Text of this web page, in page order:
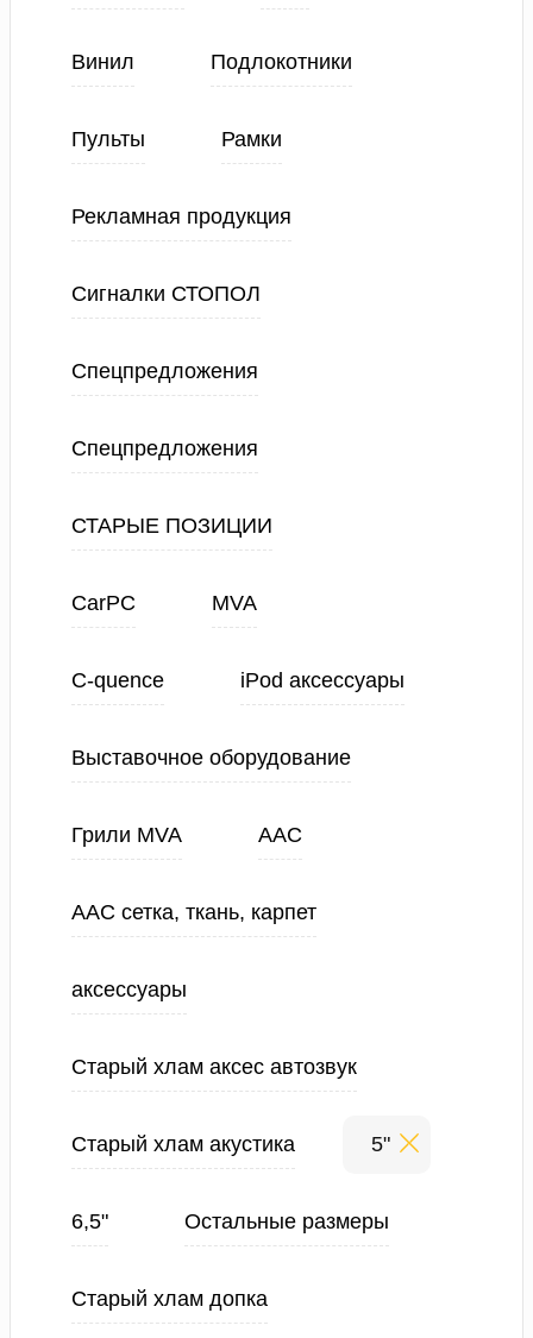
Винил Подлокотники
Пульты Рамки
Рекламная продукция
Сигналки СТОПОЛ
Спецпредложения
Спецпредложения
СТАРЫЕ ПОЗИЦИИ
CarPC MVA
C-quence iPod аксессуары
Выставочное оборудование
Грили MVA ААС
ААС сетка, ткань, карпет
аксессуары
Старый хлам аксес автозвук
Старый хлам акустика 5"
6,5" Остальные размеры
Старый хлам допка